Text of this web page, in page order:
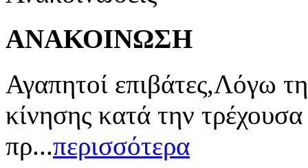
ΑΝΑΚΟΙΝΩΣΗ
Αγαπητοί επιβάτες,Λόγω
κίνησης κατά την
πρ...περισσότερα